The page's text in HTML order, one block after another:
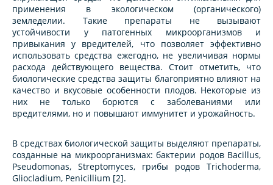
применения в экологическом (органического)
земледелии. Такие препараты не вызывают
устойчивости у патогенных микроорганизмов и
привыкания у вредителей, что позволяет эффективно
использовать средства ежегодно, не увеличивая нормы
расхода действующего вещества. Стоит отметить, что
биологические средства защиты благоприятно влияют на
качество и вкусовые особенности плодов. Некоторые из
них не только борются с заболеваниями или
вредителями, но и повышают иммунитет и урожайность.
В средствах биологической защиты выделяют препараты,
созданные на микроорганизмах: бактерии родов Bacillus,
Pseudomonas, Streptomyces, грибы родов Trichoderma,
Gliocladium, Penicillium [2].